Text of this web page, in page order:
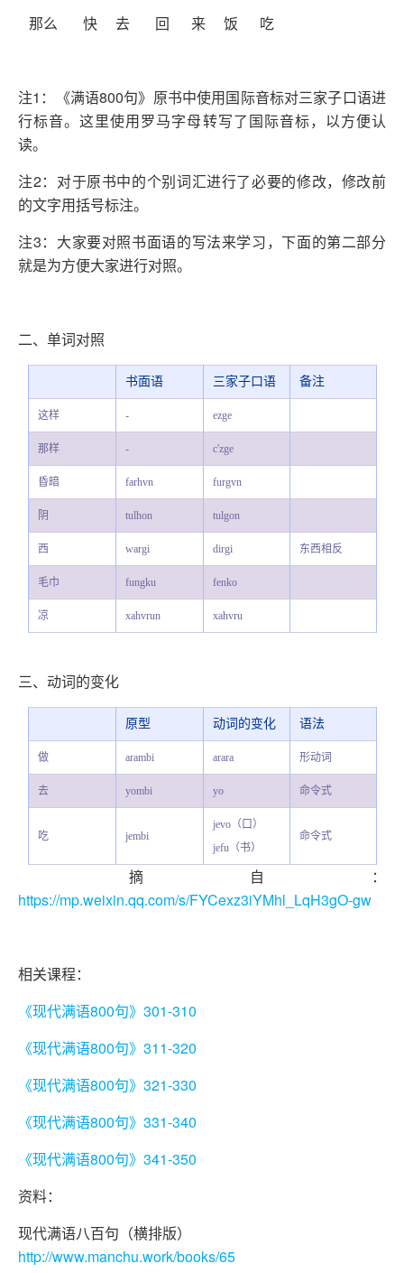
那么 快 去 回 来 饭 吃
注1：《满语800句》原书中使用国际音标对三家子口语进
行标音。这里使用罗马字母转写了国际音标，以方便认
读。
注2：对于原书中的个别词汇进行了必要的修改，修改前
的文字用括号标注。
注3：大家要对照书面语的写法来学习，下面的第二部分
就是为方便大家进行对照。
二、单词对照
书面语 三家子口语 备注
这样 - ezge
那样 - c'zge
昏暗 farhvn furgvn
阴 tulhon tulgon
西 wargi dirgi 东西相反
毛巾 fungku fenko
凉 xahvrun xahvru
三、动词的变化
原型 动词的变化 语法
做 arambi arara 形动词
去 yombi yo 命令式
吃 jembi
jevo（口）
jefu（书）
命令式
摘自：
https://mp.weixin.qq.com/s/FYCexz3iYMhl_LqH3gO-gw
相关课程：
《现代满语800句》301-310
《现代满语800句》311-320
《现代满语800句》321-330
《现代满语800句》331-340
《现代满语800句》341-350
资料：
现代满语八百句（横排版）
http://www.manchu.work/books/65